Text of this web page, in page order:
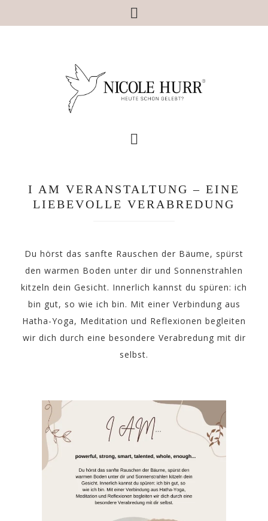
I AM VERANSTALTUNG – EINE
LIEBEVOLLE VERABREDUNG
Du hörst das sanfte Rauschen der Bäume, spürst
den warmen Boden unter dir und Sonnenstrahlen
kitzeln dein Gesicht. Innerlich kannst du spüren: ich
bin gut, so wie ich bin. Mit einer Verbindung aus
Hatha-Yoga, Meditation und Reflexionen begleiten
wir dich durch eine besondere Verabredung mit dir
selbst.